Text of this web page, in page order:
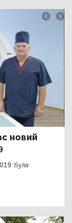
новий
була